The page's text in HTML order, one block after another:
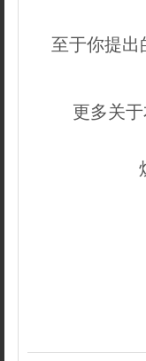
至于你提出
更多关